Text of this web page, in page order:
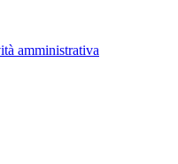
amministrativa